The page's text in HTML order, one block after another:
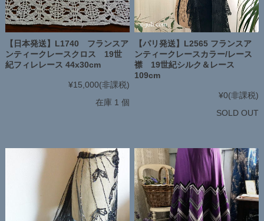
【日本発送】L1740 フランスア
ンティークレースクロス 19世
紀フィレレース 44x30cm
¥15,000(非課税)
在庫 1 個
【パリ発送】L2565 フランスア
ンティークレースカラー/レース
襟 19世紀シルク＆レース
109cm
¥0(非課税)
SOLD OUT